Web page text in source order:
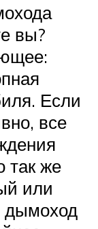
вы?
Если
все
так же
или
дымоход